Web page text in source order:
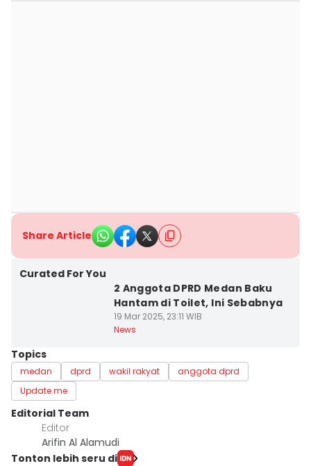
Share Article
Curated For You
2 Anggota DPRD Medan Baku
Hantam di Toilet, Ini Sebabnya
19 Mar 2025, 23:11 WIB
News
Topics
medan dprd wakil rakyat
anggota dprd
Update me
Editorial Team
Editor
Arifin Al Alamudi
Tonton lebih seru di